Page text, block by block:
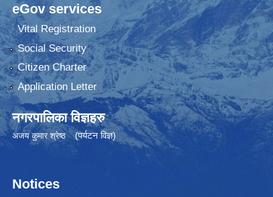
eGov services
Vital Registration
Social Security
Citizen Charter
Application Letter
नगरपालिका विज्ञहरु
अजय कुमार श्रेष्ठ (पर्यटन विज्ञ)
Notices